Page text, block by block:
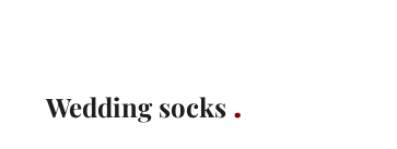
Wedding socks